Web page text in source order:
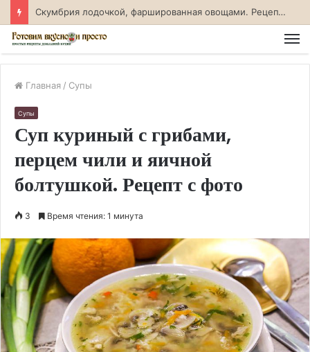
Скумбрия лодочкой, фаршированная овощами. Рецепт с фото
Главная / Супы
Супы
Суп куриный с грибами,
перцем чили и яичной
болтушкой. Рецепт с фото
3 Время чтения: 1 минута